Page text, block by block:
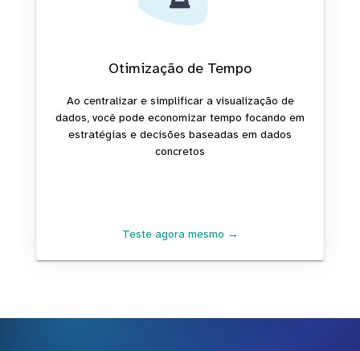
Otimização de Tempo
Ao centralizar e simplificar a visualização de
dados, você pode economizar tempo focando em
estratégias e decisões baseadas em dados
concretos
Teste agora mesmo →